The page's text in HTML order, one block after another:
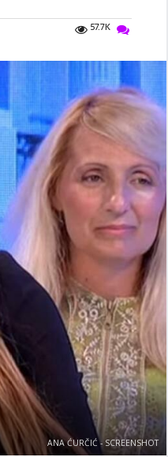
57.7K
ANA ĆURČIĆ - SCREENSHOT